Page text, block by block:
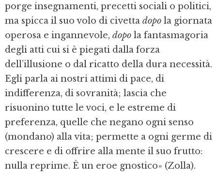
porge insegnamenti, precetti sociali o politici,
ma spicca il suo volo di civetta dopo la giornata
operosa e ingannevole, dopo la fantasmagoria
degli atti cui si è piegati dalla forza
dell’illusione o dal ricatto della dura necessità.
Egli parla ai nostri attimi di pace, di
indifferenza, di sovranità; lascia che
risuonino tutte le voci, e le estreme di
preferenza, quelle che negano ogni senso
(mondano) alla vita; permette a ogni germe di
crescere e di offrire alla mente il suo frutto:
nulla reprime. È un eroe gnostico» (Zolla).